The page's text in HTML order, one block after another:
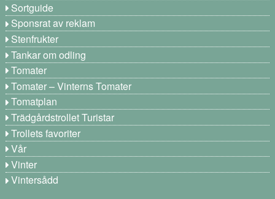
Sortguide
Sponsrat av reklam
Stenfrukter
Tankar om odling
Tomater
Tomater – Vinterns Tomater
Tomatplan
Trädgårdstrollet Turistar
Trollets favoriter
Vår
Vinter
Vintersådd